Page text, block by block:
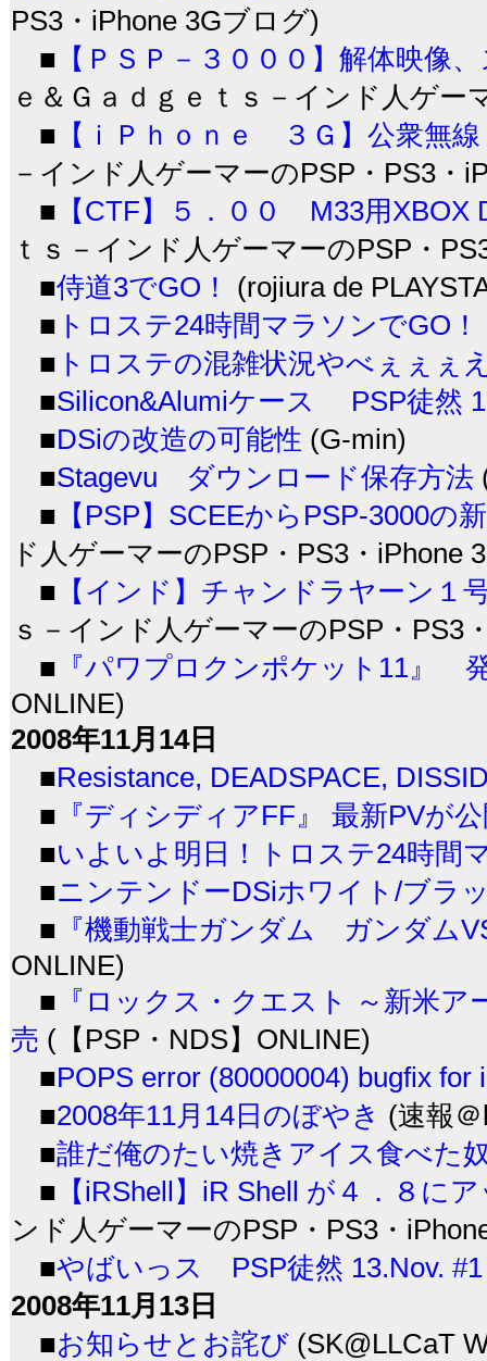
PS3・iPhone 3Gブログ)
■ 【ＰＳＰ－３０００】解体映像
ｅ＆Ｇａｄｇｅｔｓ－インド人ゲー
■ 【ｉＰｈｏｎｅ ３Ｇ】公衆無
－インド人ゲーマーのPSP・PS3・
■ 【CTF】５．００ M33用XBOX
ｔｓ－インド人ゲーマーのPSP・
■侍道3でGO！
(rojiura de
■ トロステ24時間マラソンでGO！
■ トロステの混雑状況やべぇぇぇ
■Silicon&Alumiケース PSP徒然
■DSiの改造の可能性 (G-min)
■Stagevu ダウンロード保存方法
■ 【PSP】SCEEからPSP-3000の
ド人ゲーマーのPSP・PS3・iPhone
■ 【インド】チャンドラヤーン１
ｓ－インド人ゲーマーのPSP・PS3
■ 『パワプロクンポケット11』
ONLINE)
2008年11月14日
■Resistance, DEADSPACE,
■ 『ディシディアFF』 最新PVが
■いよいよ明日！トロステ24時間
■ニンテンドーDSiホワイト/ブラ
■ 『機動戦士ガンダム ガンダム
ONLINE)
■ 『ロックス・クエスト ～新米
売 (【PSP・NDS】ONLINE)
■POPS error (80000004) bugfix for
■2008年11月14日のぼやき (速報
■誰だ俺のたい焼きアイス食べた
■ 【iRShell】iR Shell が４．８に
ンド人ゲーマーのPSP・PS3・
■やばいっス PSP徒然 13.Nov. #1
2008年11月13日
■お知らせとお詫び (SK@LLCaT